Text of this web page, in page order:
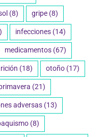
(8) gripe (8)
infecciones (14)
medicamentos (67)
(18) otoño (17)
(21)
adversas (13)
(8)